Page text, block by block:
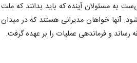
به مسئولان آینده که باید بدانند که ملت
آنها خواهان مدیرانی هستند که در میدان
رساند و فرماندهی عملیات را بر عهده گرفت.